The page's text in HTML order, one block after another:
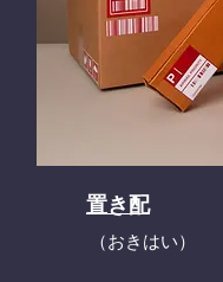
置き配
（おきはい）